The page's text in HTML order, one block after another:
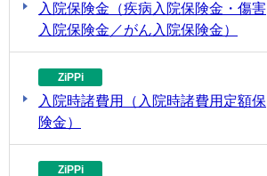
入院保険金（疾病入院保険金・傷害
入院保険金／がん入院保険金）
ZiPPi
入院時諸費用（入院時諸費用定額保
険金）
ZiPPi